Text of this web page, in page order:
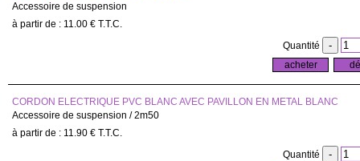
Accessoire de suspension
11.00 € T.T.C.
Quantité
CORDON ELECTRIQUE PVC BLANC AVEC PAVILLON EN METAL BLANC
Accessoire de suspension / 2m50
11.90 € T.T.C.
Quantité